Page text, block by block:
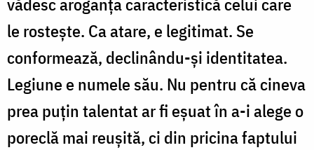
le rostește. Ca atare, e legitimat. Se
conformează, declinându-și identitatea.
Legiune e numele său. Nu pentru că cineva
prea puțin talentat ar fi eșuat în a-i alege o
poreclă mai reușită, ci din pricina faptului